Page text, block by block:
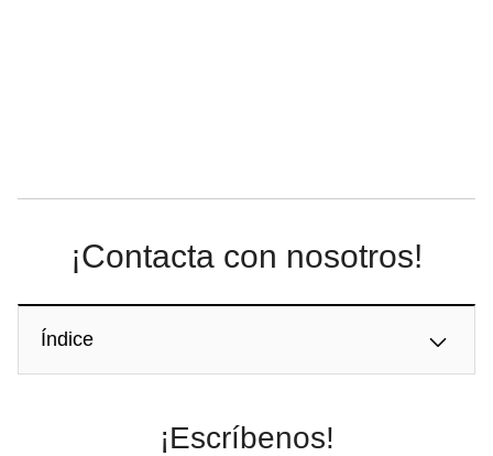
¡Contacta con nosotros!
Índice
¡Escríbenos!